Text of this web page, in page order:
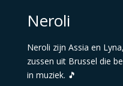
Neroli
Neroli zijn Assia en
zussen uit Brussel die
in muziek. 🎵